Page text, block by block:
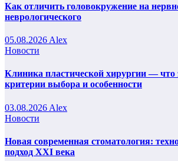
Как отличить головокружение на
неврологического
05.08.2026 Alex
Новости
Клиника пластической хирургии — что
критерии выбора и особенности
03.08.2026 Alex
Новости
Новая современная стоматология:
подход XXI века